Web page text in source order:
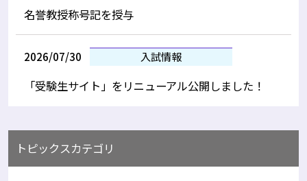
名誉教授称号記を授与
2026/07/30 入試情報
「受験生サイト」をリニューアル公開しました！
トピックスカテゴリ